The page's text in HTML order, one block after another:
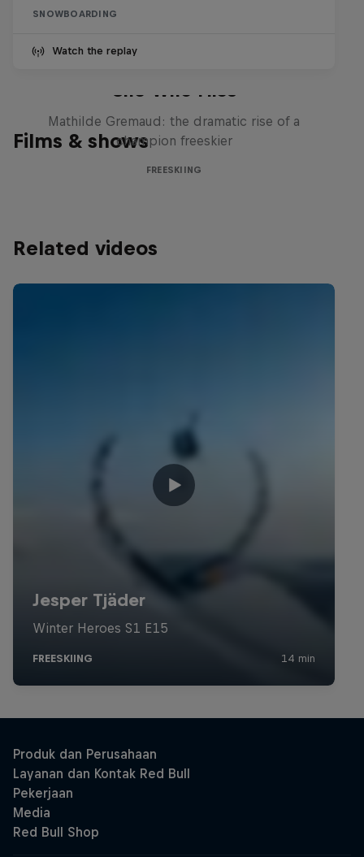
SNOWBOARDING
Watch the replay
Films & shows
She Who Flies
Mathilde Gremaud: the dramatic rise of a
champion freeskier
FREESKIING
Related videos